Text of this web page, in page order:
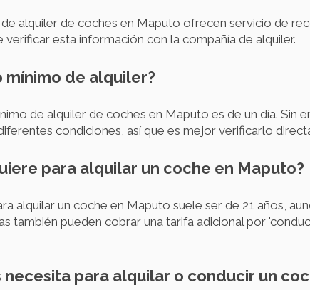
alquiler de coches en Maputo ofrecen servicio de
esta información con la compañía de alquiler.
mínimo de alquiler?
de alquiler de coches en Maputo es de un día. Sin
condiciones, así que es mejor verificarlo
para alquilar un coche en Maputo?
alquilar un coche en Maputo suele ser de 21 años,
también pueden cobrar una tarifa adicional por
necesita para alquilar o conducir un